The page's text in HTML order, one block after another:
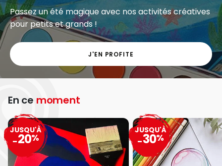
J'EN PROFITE
En ce moment
JUSQU'À
-20%
JUSQU'À
-30%